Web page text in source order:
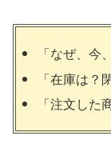
「なぜ、今
「在庫は？
「注文した